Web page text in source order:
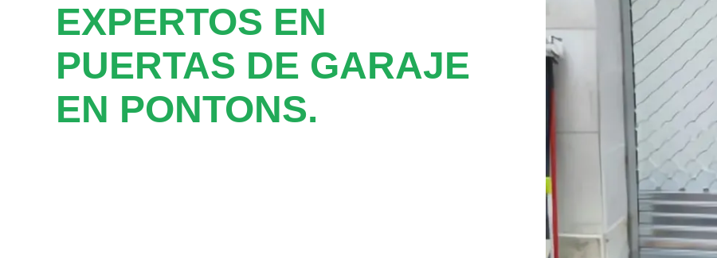
EXPERTOS EN
PUERTAS DE GARAJE
EN PONTONS.